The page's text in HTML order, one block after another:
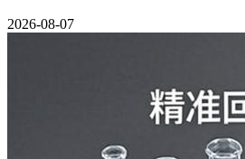
2026-08-07